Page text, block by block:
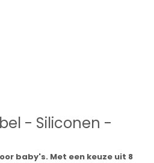
- Siliconen -
baby's. Met een keuze uit 8